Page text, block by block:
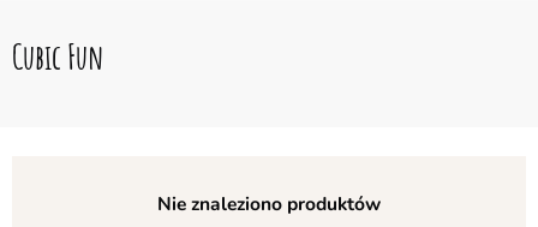
Cubic Fun
Nie znaleziono produktów